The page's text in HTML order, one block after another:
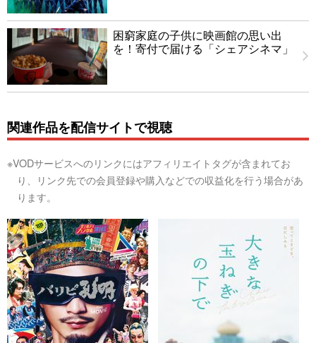
困窮家庭の子供に映画館の思い出
を！寄付で届ける「シェアシネマ」
関連作品を配信サイトで視聴
※VODサービスへのリンクにはアフィリエイトタグが含まれてお
り、リンク先での会員登録や購入などでの収益化を行う場合があ
ります。